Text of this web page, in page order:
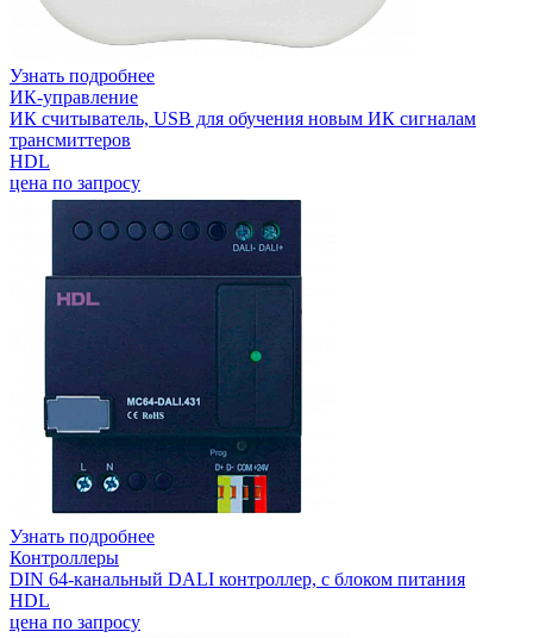
Узнать подробнее
ИК-управление
ИК считыватель, USB для обучения новым ИК сигналам
трансмиттеров
HDL
цена по запросу
Узнать подробнее
Контроллеры
DIN 64-канальный DALI контроллер, с блоком питания
HDL
цена по запросу